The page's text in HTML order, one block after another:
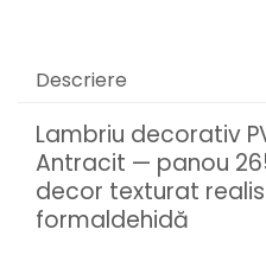
Descriere
Lambriu decorativ
Antracit — panou
decor texturat
formaldehidă